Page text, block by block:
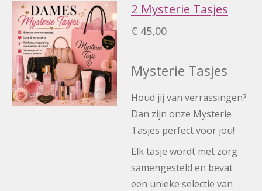
2 Mysterie Tasjes
€ 45,00
Mysterie Tasjes
Houd jij van verrassingen?
Dan zijn onze Mysterie
Tasjes perfect voor jou!
Elk tasje wordt met zorg
samengesteld en bevat
een unieke selectie van